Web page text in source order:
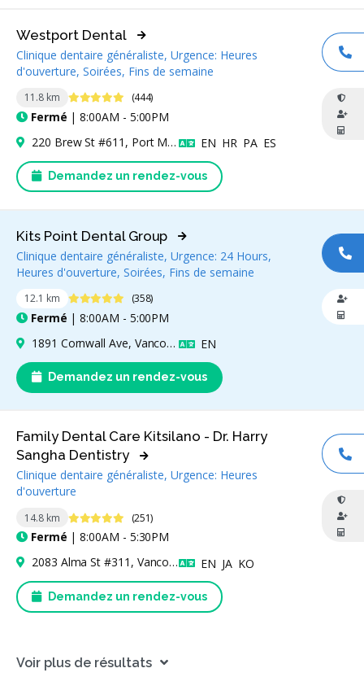
11.8 km 4.9 étoiles (444)
Fermé | 8:00AM - 5:00PM
Westport Dental
Clinique dentaire généraliste, Urgence: Heures
d'ouverture, Soirées, Fins de semaine
Demandez un rendez-vous
220 Brew St #611, Port Moody, BC V3H 0H6, Canada EN Anglais
HR Croate
PAPendjabi
ES
12.1 km 4.9 étoiles (358)
Fermé | 8:00AM - 5:00PM
Kits Point Dental Group
Clinique dentaire généraliste, Urgence: 24 Hours,
Heures d'ouverture, Soirées, Fins de semaine
Demandez un rendez-vous
1891 Cornwall Ave, Vancouver, BC V6J 1C6, Canada EN
14.8 km 4.9 étoiles (251)
Fermé | 8:00AM - 5:30PM
Family Dental Care Kitsilano - Dr. Harry
Sangha Dentistry
Clinique dentaire généraliste, Urgence: Heures
d'ouverture
Demandez un rendez-vous
2083 Alma St #311, Vancouver, BC V6R 4N6, Canada EN Anglais
JA Japonais
KO
Voir plus de résultats